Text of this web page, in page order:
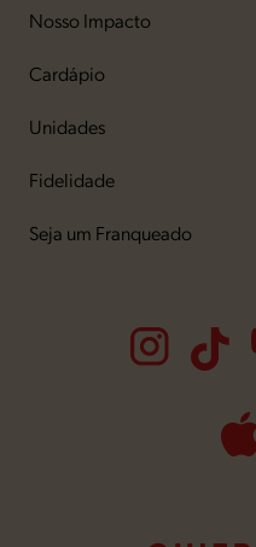
Nosso Impacto
Cardápio
Unidades
Fidelidade
Seja um Franqueado